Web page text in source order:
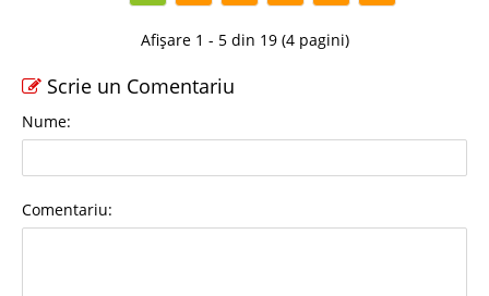
Afișare 1 - 5 din 19 (4 pagini)
Scrie un Comentariu
Nume:
Comentariu: